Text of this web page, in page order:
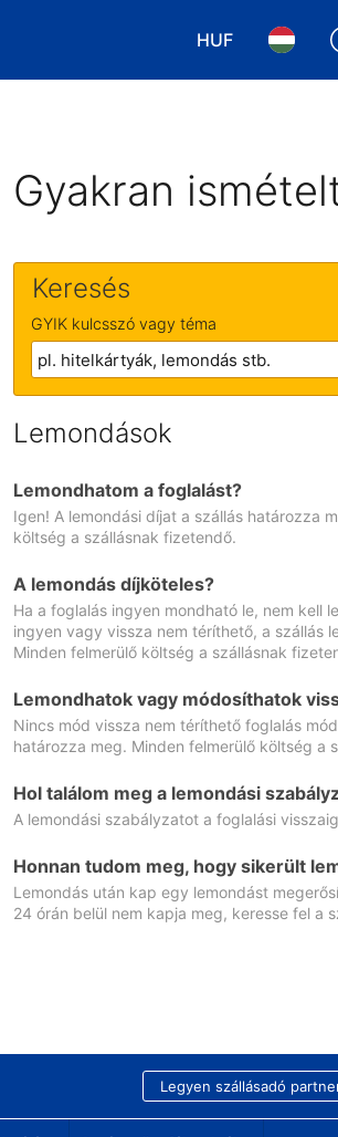
HUF
Válasszon
Gyakran
Keresés
GYIK kulcsszó vagy téma
Lemondások
Lemondhatom a foglalást?
Igen! A lemondási díjat a szállás határozza
költség a szállásnak fizetendő.
A lemondás díjköteles?
Ha a foglalás ingyen mondható le, nem kell
ingyen vagy vissza nem téríthető, a szállás
Minden felmerülő költség a szállásnak
Lemondhatok vagy módosíthatok
Nincs mód vissza nem téríthető foglalás
határozza meg. Minden felmerülő költség a
Hol találom meg a lemondási
A lemondási szabályzatot a foglalási
Honnan tudom meg, hogy sikerült
Lemondás után kap egy lemondást
24 órán belül nem kapja meg, keresse fel a
Legyen szállásadó